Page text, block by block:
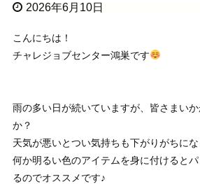
2026年6月10日
こんにちは！
チャレジョブセンター鴻巣です
雨の多い日が続いていますが、皆さまい
か？
天気が悪いとつい気持ちも下がりがちに
何か明るい色のアイテムを身に付けると
るのでオススメです♪